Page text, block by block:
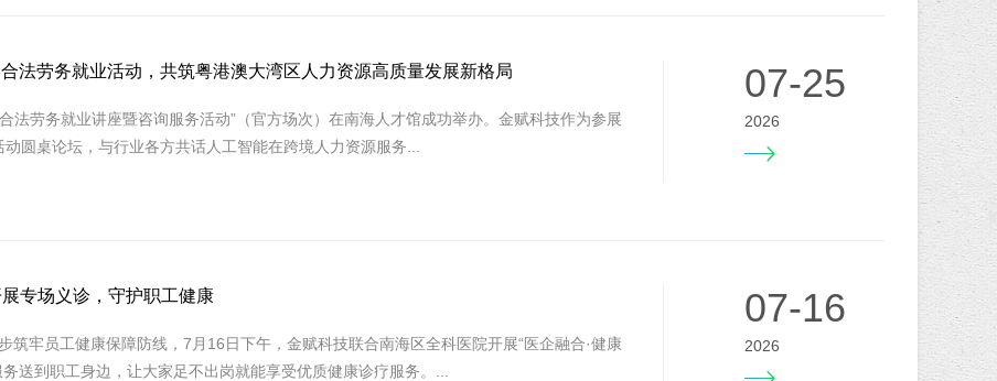
劳务就业活动，共筑粤港澳大湾区人力资源高质量发展新格局
法劳务就业讲座暨咨询服务活动”（官方场次）在南海人才馆成功举办。金赋科技作为参展
圆桌论坛，与行业各方共话人工智能在跨境人力资源服务...
07-25
2026
专场义诊，守护职工健康
牢员工健康保障防线，7月16日下午，金赋科技联合南海区全科医院开展“医企融合·健康
送到职工身边，让大家足不出岗就能享受优质健康诊疗服务。...
07-16
2026